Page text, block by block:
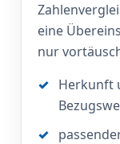
eine
nur
Herkunft